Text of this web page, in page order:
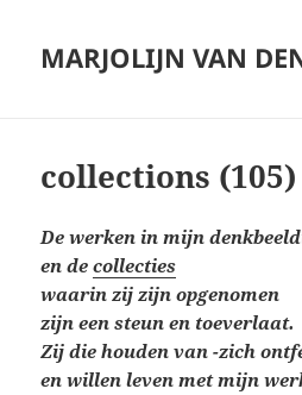
MARJOLIJN VAN
collections (105)
De werken in mijn
en decollecties
waarin zij zijn opgenomen
zijn een steun en toeverlaat.
Zij die houden van -zich
en willen leven met mijn